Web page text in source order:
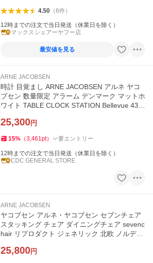
4.50（6件）
12時までの注文で当日発送（休業日を除く）
マックスシェアーヤフー店
最安値を見る
ARNE JACOBSEN
時計 目覚まし ARNE JACOBSEN アルネ ヤコ
ブセン 数量限定 アラーム デンマーク マットホ
ワイト TABLE CLOCK STATION Bellevue 436
25,300円
15% （3,461pt） 要エントリー
12時までの注文で当日発送（休業日を除く）
CDC GENERAL STORE
ARNE JACOBSEN
ヤコブセン アルネ・ヤコブセン セブンチェア
スタッキング チェア ダイニングチェア sevenc
hair リプロダクト ジェネリック 北欧 ノルディ
25,800円